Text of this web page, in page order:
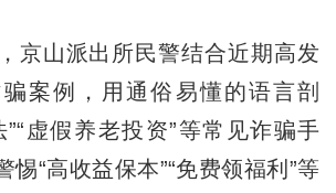
山派出所民警结合近期高发
案例，用通俗易懂的语言剖
虚假养老投资”等常见诈骗手
惕“高收益保本”“免费领福利”等